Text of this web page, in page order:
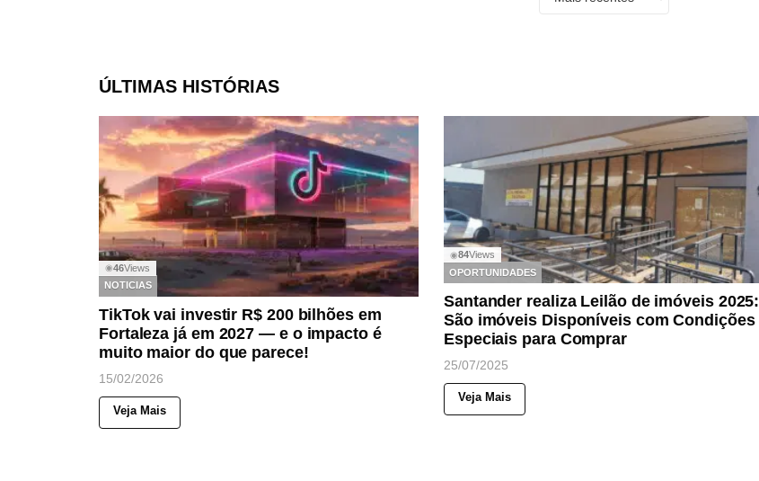
ÚLTIMAS HISTÓRIAS
◉46Views
NOTICIAS
TikTok vai investir R$ 200 bilhões em
Fortaleza já em 2027 — e o impacto é
muito maior do que parece!
15/02/2026
Veja Mais
◉84Views
OPORTUNIDADES
Santander realiza Leilão de imóveis 2025:
São imóveis Disponíveis com Condições
Especiais para Comprar
25/07/2025
Veja Mais